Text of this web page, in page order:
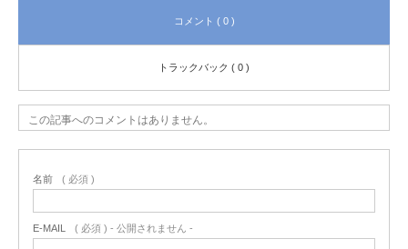
コメント ( 0 )
トラックバック ( 0 )
この記事へのコメントはありません。
名前 ( 必須 )
E-MAIL ( 必須 ) - 公開されません -